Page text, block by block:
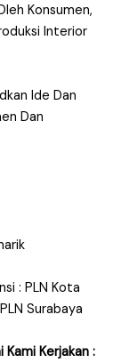
Konsumen,
Interior
Ide Dan
Dan
: PLN Kota
Surabaya
Kerjakan :